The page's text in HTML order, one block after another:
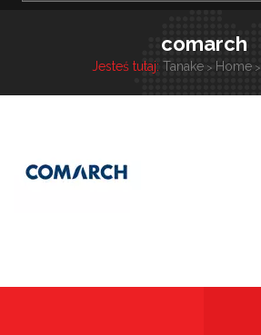
comarch
Jesteś tutaj: Tanake> Home>